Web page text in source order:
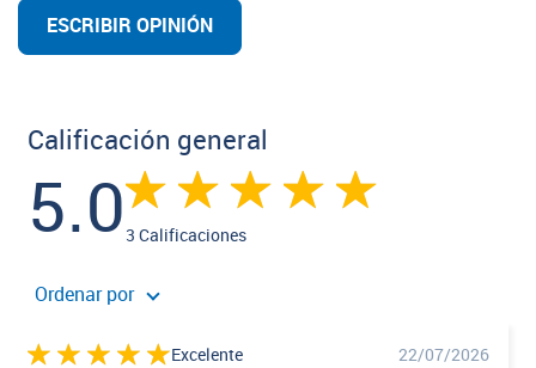
ESCRIBIR OPINIÓN
Calificación general
5.0 3 Calificaciones
Ordenar por
Excelente
22/07/2026